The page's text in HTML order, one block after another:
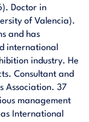
Doctor in
of Valencia).
and has
international
industry. He
Consultant and
Association. 37
management
International